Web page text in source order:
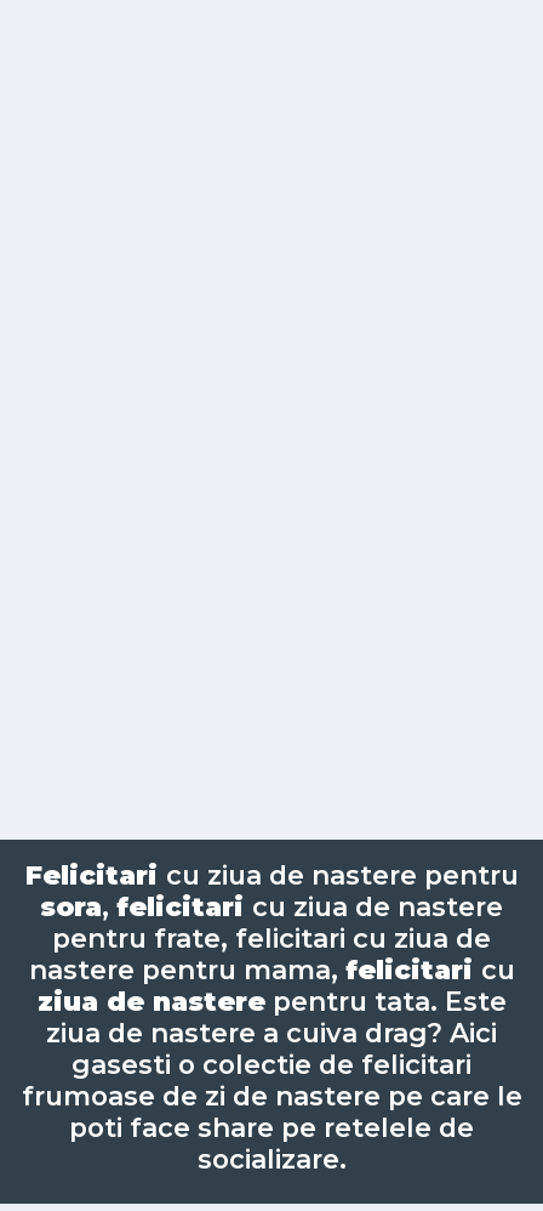
Felicitari cu ziua de nastere pentru
sora, felicitari cu ziua de nastere
pentru frate, felicitari cu ziua de
nastere pentru mama, felicitari cu
ziua de nasterepentru tata. Este
ziua de nastere a cuiva drag? Aici
gasesti o colectie de felicitari
frumoase de zi de nastere pe care le
poti face share pe retelele de
socializare.